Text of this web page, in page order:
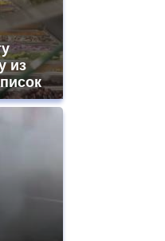
из